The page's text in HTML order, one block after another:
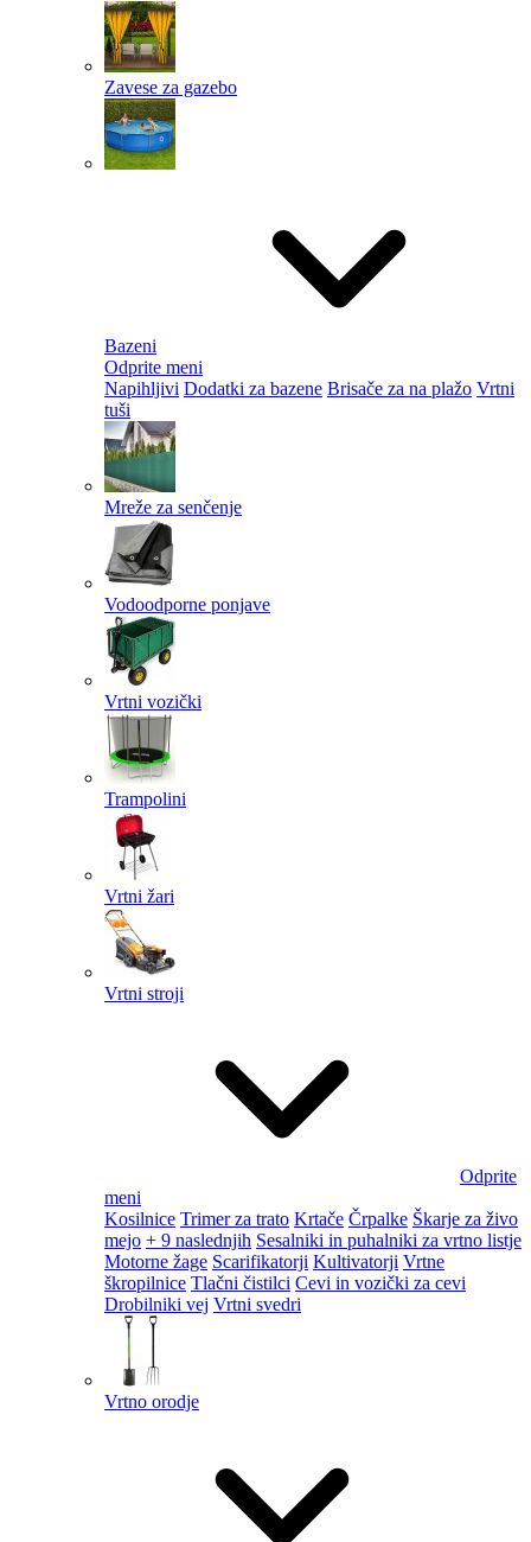
Zavese za gazebo
Bazeni
Odprite meni
Napihljivi Dodatki za bazene Brisače za na plažo Vrtni
tuši
Mreže za senčenje
Vodoodporne ponjave
Vrtni vozički
Trampolini
Vrtni žari
Vrtni stroji
Odprite
meni
Kosilnice Trimer za trato Krtače Črpalke Škarje za živo
mejo + 9 naslednjih Sesalniki in puhalniki za vrtno listje
Motorne žage Scarifikatorji Kultivatorji Vrtne
škropilnice Tlačni čistilci Cevi in vozički za cevi
Drobilniki vej Vrtni svedri
Vrtno orodje